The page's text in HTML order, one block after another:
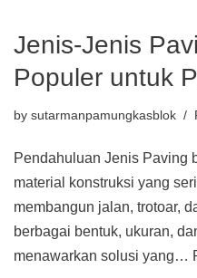
Jenis-Jenis
Populer untuk
by sutarmanpamungkasblok
Pendahuluan Jenis Paving
material konstruksi yang
membangun jalan, trotoar,
berbagai bentuk, ukuran,
menawarkan solusi yang…